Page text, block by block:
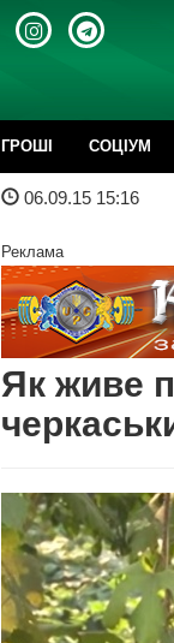
ГРОШІ CОЦІУМ
06.09.15 15:16
Реклама
Як живе